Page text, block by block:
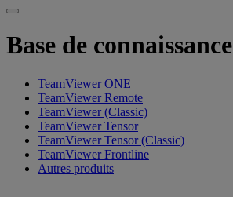
Base de connaissance
TeamViewer ONE
TeamViewer Remote
TeamViewer (Classic)
TeamViewer Tensor
TeamViewer Tensor (Classic)
TeamViewer Frontline
Autres produits